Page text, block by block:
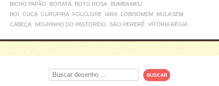
BICHO PAPÃO
BOITATÁ BOTO ROSA
BUMBA MEU
BOI
CUCA CURUPIRA FOLCLORE IARA LOBISOMEM
MULA SEM
CABEÇA
NEGRINHO DO PASTOREIO SACI PERERÊ VITÓRIA RÉGIA
Procurar